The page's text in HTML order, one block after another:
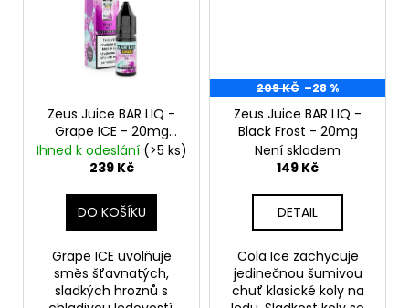
Zeus Juice BAR LIQ -
Grape ICE - 20mg
Hroznové víno, Mentol
Ihned k odeslání (>5 ks)
239 Kč
DO KOŠÍKU
Grape ICE uvolňuje
směs šťavnatých,
sladkých hroznů s
209 KČ –28 %
Zeus Juice BAR LIQ -
Black Frost - 20mg
Není skladem
149 Kč
DETAIL
Cola Ice zachycuje
jedinečnou šumivou
chuť klasické koly na
CARTRIDGE